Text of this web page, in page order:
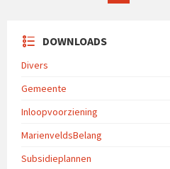
DOWNLOADS
Divers
Gemeente
Inloopvoorziening
MarienveldsBelang
Subsidieplannen